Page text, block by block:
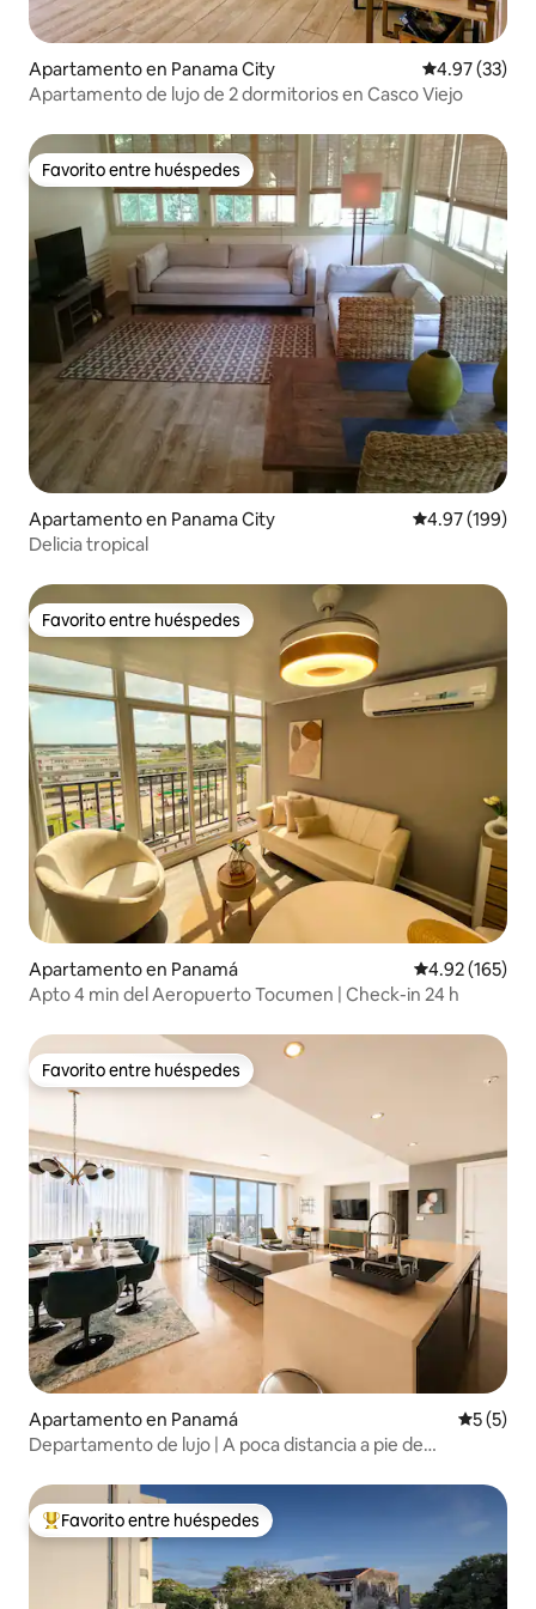
Apartamento en Panama City Calificación
4.97 (33)
Apartamento de lujo de 2 dormitorios en Casco Viejo
Favorito entre huéspedes
Favorito entre huéspedes
Apartamento en Panama City Calificación
4.97 (199)
Delicia tropical
Favorito entre huéspedes
Favorito entre huéspedes
Apartamento en Panamá Calificación
4.92 (165)
Apto 4 min del Aeropuerto Tocumen | Check-in 24 h
Favorito entre huéspedes
Favorito entre huéspedes
Apartamento en Panamá
5 (5)
Departamento de lujo | A poca distancia a pie de
Favorito entre huéspedes preferido
Favorito entre huéspedes